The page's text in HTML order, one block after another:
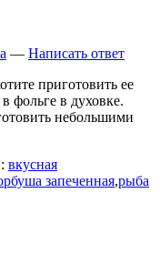
— Написать ответ
приготовить ее
фольге в духовке.
небольшими
вкусная
запеченная,рыба